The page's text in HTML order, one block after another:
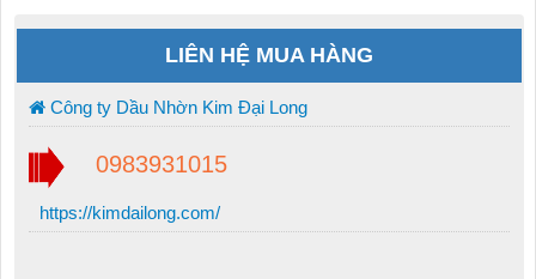
LIÊN HỆ MUA HÀNG
Công ty Dầu Nhờn Kim Đại Long
0983931015
https://kimdailong.com/